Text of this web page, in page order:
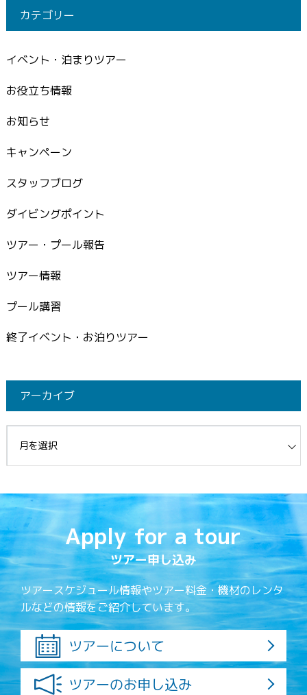
カテゴリー
イベント・泊まりツアー
お役立ち情報
お知らせ
キャンペーン
スタッフブログ
ダイビングポイント
ツアー・プール報告
ツアー情報
プール講習
終了イベント・お泊りツアー
アーカイブ
Apply for a tour
ツアー申し込み
ツアースケジュール情報やツアー料金・機材のレンタ
ルなどの情報をご紹介しています。
ツアーについて
ツアーのお申し込み